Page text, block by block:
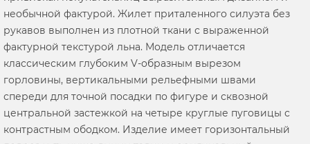
необычной фактурой. Жилет приталенного силуэта без
рукавов выполнен из плотной ткани с выраженной
фактурной текстурой льна. Модель отличается
классическим глубоким V-образным вырезом
горловины, вертикальными рельефными швами
спереди для точной посадки по фигуре и сквозной
центральной застежкой на четыре круглые пуговицы с
контрастным ободком. Изделие имеет горизонтальный